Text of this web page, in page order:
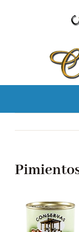
INICIO
CONTACTO